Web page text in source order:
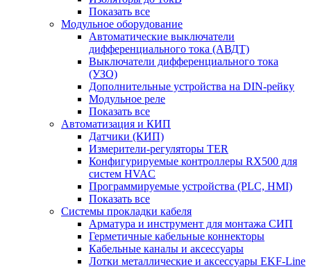
Показать все
Модульное оборудование
Автоматические выключатели
дифференциального тока (АВДТ)
Выключатели дифференциального тока
(УЗО)
Дополнительные устройства на DIN-рейку
Модульное реле
Показать все
Автоматизация и КИП
Датчики (КИП)
Измерители-регуляторы TER
Конфигурируемые контроллеры RX500 для
систем HVAC
Программируемые устройства (PLC, HMI)
Показать все
Системы прокладки кабеля
Арматура и инструмент для монтажа СИП
Герметичные кабельные коннекторы
Кабельные каналы и аксессуары
Лотки металлические и аксессуары EKF-Line